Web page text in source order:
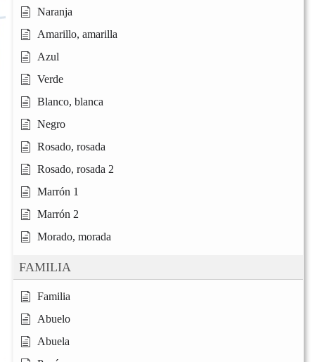
Naranja
Amarillo, amarilla
Azul
Verde
Blanco, blanca
Negro
Rosado, rosada
Rosado, rosada 2
Marrón 1
Marrón 2
Morado, morada
FAMILIA
Familia
Abuelo
Abuela